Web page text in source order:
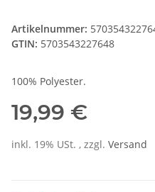
Artikelnummer:
GTIN: 5703543227648
100% Polyester.
19,99 €
inkl. 19% USt. , zzgl. Versand